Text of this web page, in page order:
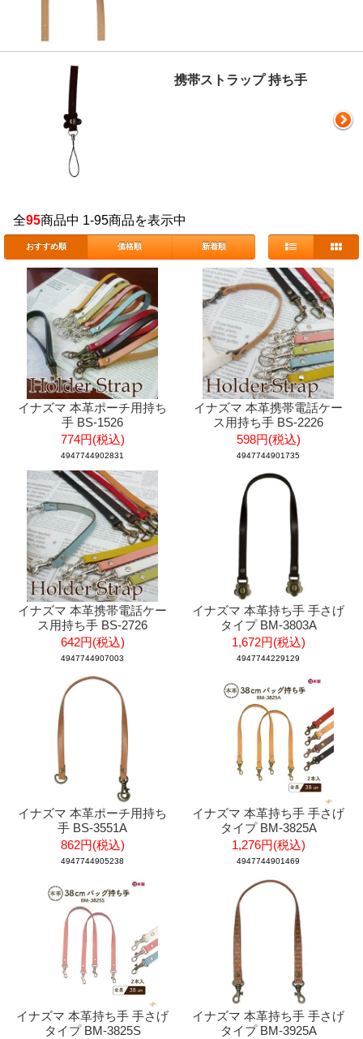
携帯ストラップ 持ち手
全95商品中 1-95商品を表示中
おすすめ順 価格順 新着順
イナズマ 本革ポーチ用持ち
手 BS-1526
774円(税込)
4947744902831
イナズマ 本革携帯電話ケー
ス用持ち手 BS-2226
598円(税込)
4947744901735
イナズマ 本革携帯電話ケー
ス用持ち手 BS-2726
642円(税込)
4947744907003
イナズマ 本革持ち手 手さげ
タイプ BM-3803A
1,672円(税込)
4947744229129
イナズマ 本革ポーチ用持ち
手 BS-3551A
862円(税込)
4947744905238
イナズマ 本革持ち手 手さげ
タイプ BM-3825A
1,276円(税込)
4947744901469
イナズマ 本革持ち手 手さげ
タイプ BM-3825S
イナズマ 本革持ち手 手さげ
タイプ BM-3925A